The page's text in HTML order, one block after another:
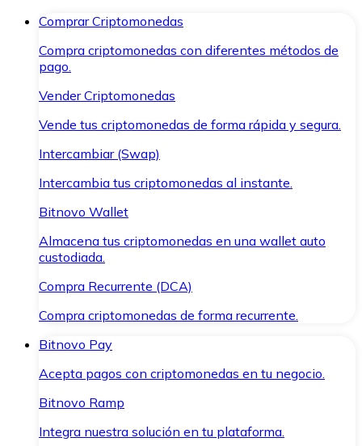
Comprar Criptomonedas
Compra criptomonedas con diferentes métodos de
pago.
Vender Criptomonedas
Vende tus criptomonedas de forma rápida y segura.
Intercambiar (Swap)
Intercambia tus criptomonedas al instante.
Bitnovo Wallet
Almacena tus criptomonedas en una wallet auto
custodiada.
Compra Recurrente (DCA)
Compra criptomonedas de forma recurrente.
Bitnovo Pay
Acepta pagos con criptomonedas en tu negocio.
Bitnovo Ramp
Integra nuestra solución en tu plataforma.